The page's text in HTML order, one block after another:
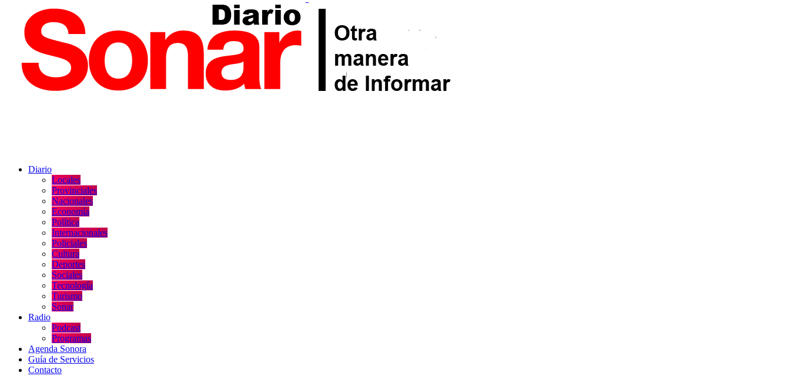
Diario
Locales
Provinciales
Nacionales
Economía
Política
Internacionales
Policiales
Cultura
Deportes
Sociales
Tecnología
Turismo
Sonar
Radio
Podcast
Programas
Agenda Sonora
Guía de Servicios
Contacto